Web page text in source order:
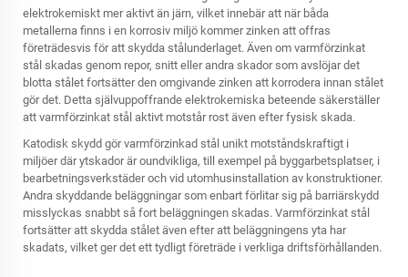
elektrokemiskt mer aktivt än järn, vilket innebär att när båda
metallerna finns i en korrosiv miljö kommer zinken att offras
företrädesvis för att skydda stålunderlaget. Även om varmförzinkat
stål skadas genom repor, snitt eller andra skador som avslöjar det
blotta stålet fortsätter den omgivande zinken att korrodera innan stålet
gör det. Detta självuppoffrande elektrokemiska beteende säkerställer
att varmförzinkat stål aktivt motstår rost även efter fysisk skada.
Katodisk skydd gör varmförzinkad stål unikt motståndskraftigt i
miljöer där ytskador är oundvikliga, till exempel på byggarbetsplatser, i
bearbetningsverkstäder och vid utomhusinstallation av konstruktioner.
Andra skyddande beläggningar som enbart förlitar sig på barriärskydd
misslyckas snabbt så fort beläggningen skadas. Varmförzinkat stål
fortsätter att skydda stålet även efter att beläggningens yta har
skadats, vilket ger det ett tydligt företräde i verkliga driftsförhållanden.